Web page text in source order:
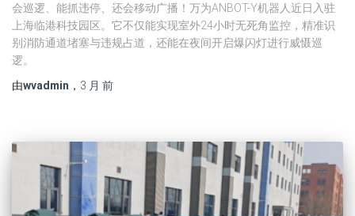
会巡逻、能抓违停、还会移动广播！万为ANBOT-Y机器人近日入驻
上海临港科技园区。它不仅能实现室外24小时无死角监控，精准识
别消防通道堵塞与违规占道，还能在夜间开启爆闪灯进行威慑巡
逻。
由wvadmin ， 3 月 前